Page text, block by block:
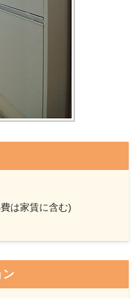
は家賃に含む)
ン